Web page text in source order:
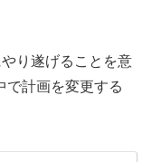
り遂げることを意
で計画を変更する